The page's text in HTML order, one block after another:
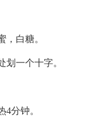
，白糖。
划一个十字。
分钟。